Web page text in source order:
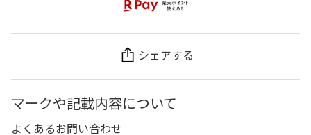
シェアする
マークや記載内容について
よくあるお問い合わせ